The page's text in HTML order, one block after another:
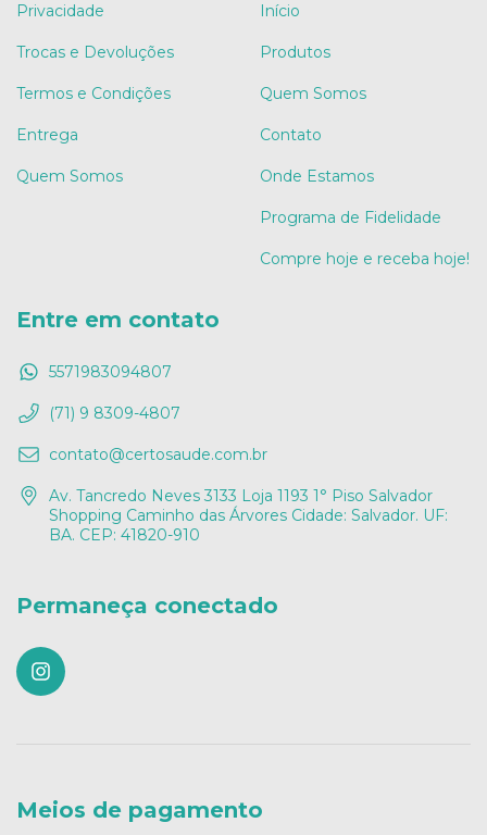
Privacidade
Trocas e Devoluções
Termos e Condições
Entrega
Quem Somos
Início
Produtos
Quem Somos
Contato
Onde Estamos
Programa de Fidelidade
Compre hoje e receba hoje!
Entre em contato
5571983094807
(71) 9 8309-4807
contato@certosaude.com.br
Av. Tancredo Neves 3133 Loja 1193 1° Piso Salvador
Shopping Caminho das Árvores Cidade: Salvador. UF:
BA. CEP: 41820-910
Permaneça conectado
Meios de pagamento